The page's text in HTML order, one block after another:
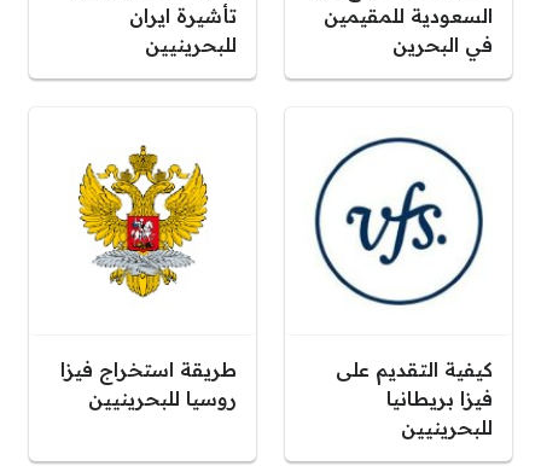
السعودية للمقيمين
في البحرين
تأشيرة ايران
للبحرينيين
كيفية التقديم على
فيزا بريطانيا
للبحرينيين
طريقة استخراج فيزا
روسيا للبحرينيين